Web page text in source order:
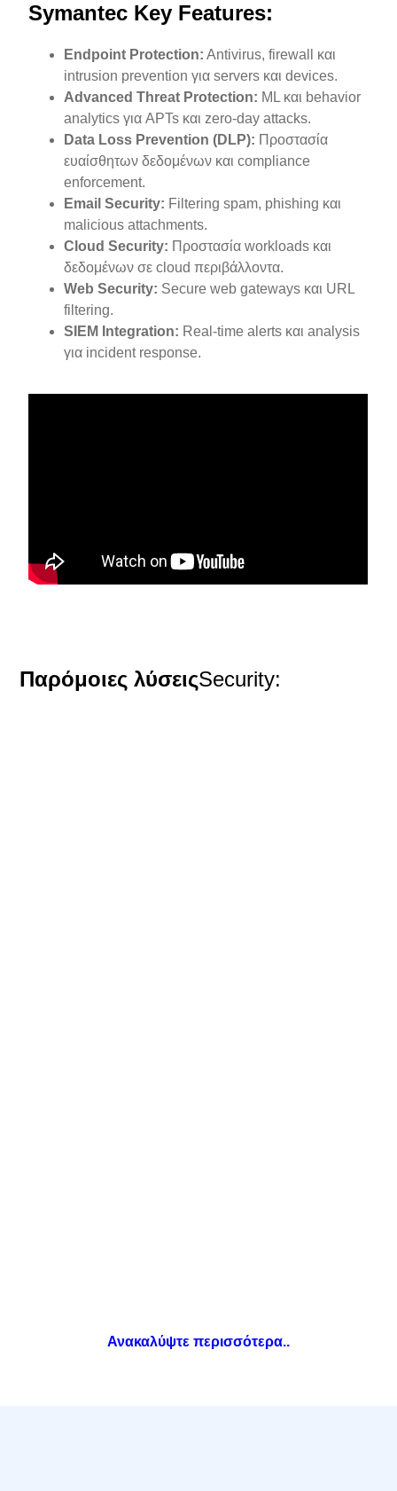
Symantec Key Features:‍
Endpoint Protection: Antivirus, firewall και
intrusion prevention για servers και devices.
Advanced Threat Protection: ML και behavior
analytics για APTs και zero-day attacks.
Data Loss Prevention (DLP): Προστασία
ευαίσθητων δεδομένων και compliance
enforcement.
Email Security: Filtering spam, phishing και
malicious attachments.
Cloud Security: Προστασία workloads και
δεδομένων σε cloud περιβάλλοντα.
Web Security: Secure web gateways και URL
filtering.
SIEM Integration: Real-time alerts και analysis
για incident response.
Παρόμοιες λύσειςSecurity:
Ανακαλύψτε περισσότερα..